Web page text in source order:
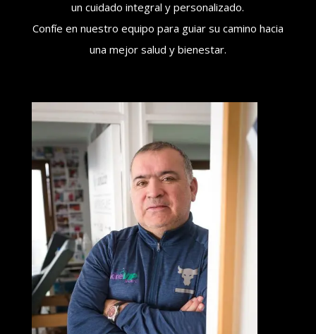
un cuidado integral y personalizado.
Confíe en nuestro equipo para guiar su camino hacia
una mejor salud y bienestar.